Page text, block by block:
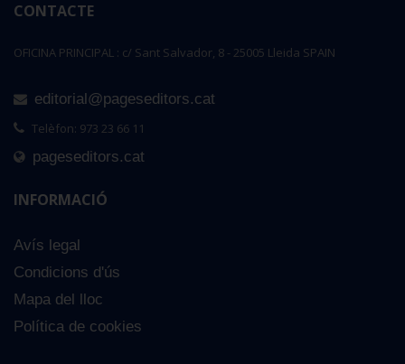
CONTACTE
OFICINA PRINCIPAL : c/ Sant Salvador, 8 - 25005 Lleida SPAIN
editorial@pageseditors.cat
Telèfon: 973 23 66 11
pageseditors.cat
INFORMACIÓ
Avís legal
Condicions d'ús
Mapa del lloc
Política de cookies